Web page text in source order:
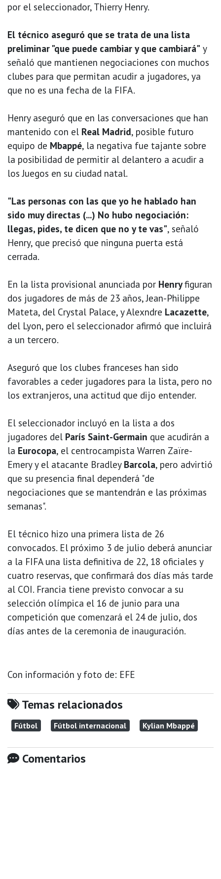
por el seleccionador, Thierry Henry.
El técnico aseguró que se trata de una lista
preliminar "que puede cambiar y que cambiará" y
señaló que mantienen negociaciones con muchos
clubes para que permitan acudir a jugadores, ya
que no es una fecha de la FIFA.
Henry aseguró que en las conversaciones que han
mantenido con el Real Madrid, posible futuro
equipo de Mbappé, la negativa fue tajante sobre
la posibilidad de permitir al delantero a acudir a
los Juegos en su ciudad natal.
"Las personas con las que yo he hablado han
sido muy directas (...) No hubo negociación:
llegas, pides, te dicen que no y te vas", señaló
Henry, que precisó que ninguna puerta está
cerrada.
En la lista provisional anunciada por Henryfiguran
dos jugadores de más de 23 años, Jean-Philippe
Mateta, del Crystal Palace, y Alexndre Lacazette,
del Lyon, pero el seleccionador afirmó que incluirá
a un tercero.
Aseguró que los clubes franceses han sido
favorables a ceder jugadores para la lista, pero no
los extranjeros, una actitud que dijo entender.
El seleccionador incluyó en la lista a dos
jugadores del París Saint-Germain que acudirán a
la Eurocopa, el centrocampista Warren Zaïre-
Emery y el atacante Bradley Barcola, pero advirtió
que su presencia final dependerá "de
negociaciones que se mantendrán e las próximas
semanas".
El técnico hizo una primera lista de 26
convocados. El próximo 3 de julio deberá anunciar
a la FIFA una lista definitiva de 22, 18 oficiales y
cuatro reservas, que confirmará dos días más tarde
al COI. Francia tiene previsto convocar a su
selección olímpica el 16 de junio para una
competición que comenzará el 24 de julio, dos
días antes de la ceremonia de inauguración.
Con información y foto de: EFE
Temas relacionados
Fútbol Fútbol internacional Kylian Mbappé
Comentarios